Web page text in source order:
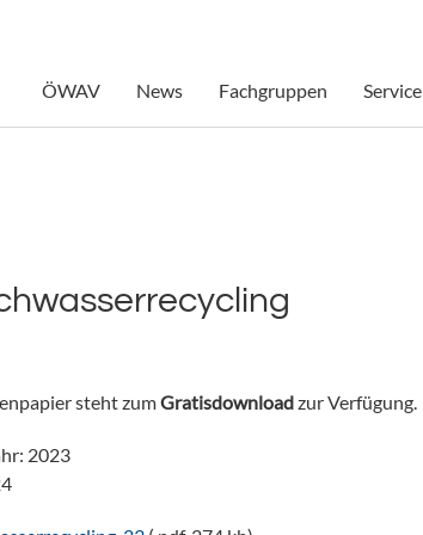
ÖWAV News Fachgruppen Service
steht zumGratisdownloadzur Verfügung.
2023